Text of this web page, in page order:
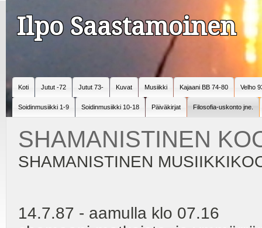
Ilpo Saastamoinen
Koti Jutut -72 Jutut 73- Kuvat Musiikki Kajaani BB 74-80 Velho
Soidinmusiikki 1-9 Soidinmusiikki 10-18 Päiväkirjat Filosofia-uskonto jne.
SHAMANISTINEN
SHAMANISTINEN
14.7.87 - aamulla klo 07.16 -